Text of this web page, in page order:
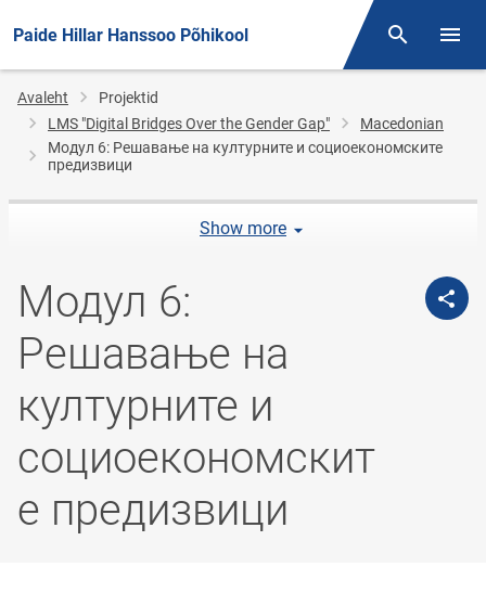
Paide Hillar Hanssoo Põhikool Otsing
Jälglink
Avaleht
Projektid
LMS "Digital Bridges Over the Gender Gap"
Macedonian
Модул 6: Решавање на културните и социоекономските
предизвици
Модул 6:
Решавање на
културните и
социоекономскит
е предизвици
Show more